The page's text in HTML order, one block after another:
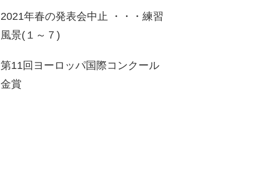
2021年春の発表会中止 ・・・練習
風景(１～７)
第11回ヨーロッパ国際コンクール
金賞